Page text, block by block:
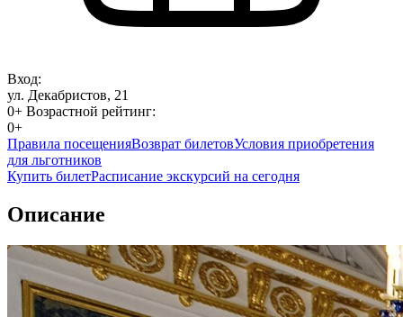
Вход:
ул. Декабристов, 21
0+ Возрастной рейтинг:
0+
Правила посещенияВозврат билетовУсловия приобретения
для льготников
Купить билетРасписание экскурсий на сегодня
Описание